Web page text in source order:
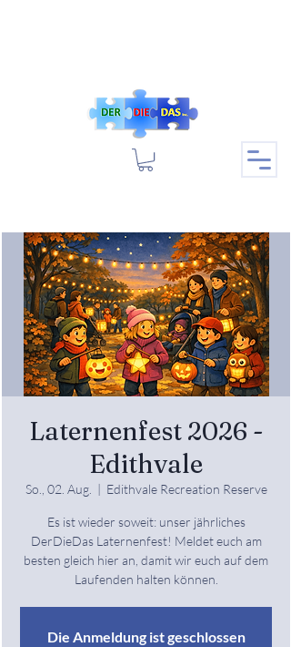
Laternenfest 2026 -
Edithvale
So., 02. Aug.
  |
Edithvale Recreation Reserve
Es ist wieder soweit: unser jährliches
DerDieDas Laternenfest! Meldet euch am
besten gleich hier an, damit wir euch auf dem
Laufenden halten können.
Die Anmeldung ist geschlossen